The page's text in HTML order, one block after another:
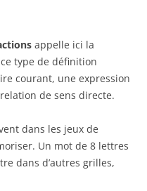
appelle ici la
type de définition
courant, une expression
de sens directe.
dans les jeux de
Un mot de 8 lettres
dans d’autres grilles,